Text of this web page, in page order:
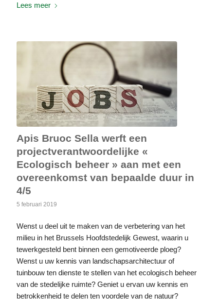
Lees meer
Apis Bruoc Sella werft een
projectverantwoordelijke «
Ecologisch beheer » aan met een
overeenkomst van bepaalde duur in
4/5
5 februari 2019
Wenst u deel uit te maken van de verbetering van het
milieu in het Brussels Hoofdstedelijk Gewest, waarin u
tewerkgesteld bent binnen een gemotiveerde ploeg?
Wenst u uw kennis van landschapsarchitectuur of
tuinbouw ten dienste te stellen van het ecologisch beheer
van de stedelijke ruimte? Geniet u ervan uw kennis en
betrokkenheid te delen ten voordele van de natuur?